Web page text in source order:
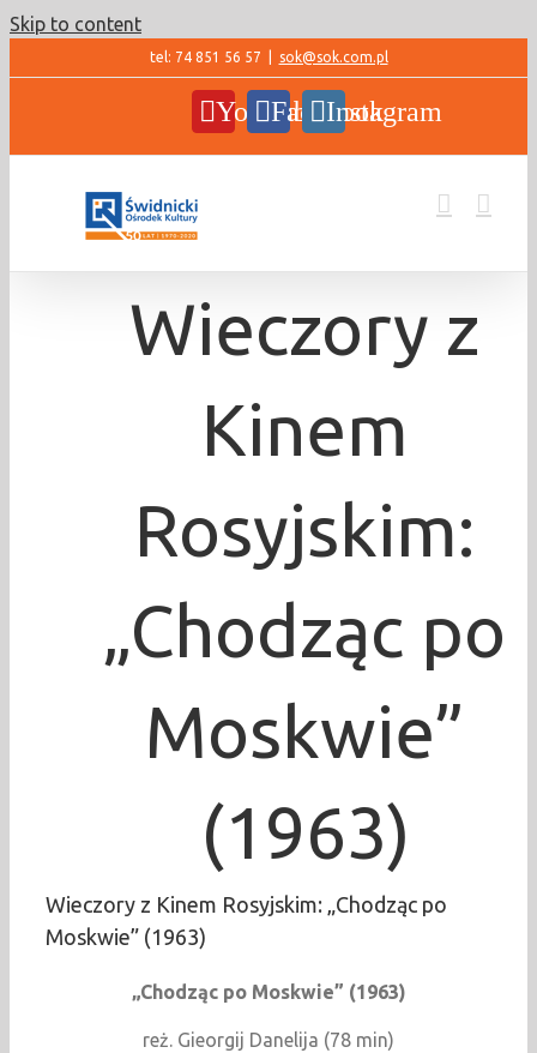
Skip to content
tel: 74 851 56 57 sok@sok.com.pl
YouTubeFacebookInstagram
Wieczory z
Kinem
Rosyjskim:
„Chodząc po
Moskwie”
(1963)
Wieczory z Kinem Rosyjskim: „Chodząc po
Moskwie” (1963)
„Chodząc po Moskwie” (1963)
reż. Gieorgij Danelija (78 min)